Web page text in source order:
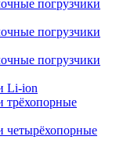
погрузчики
погрузчики
погрузчики
Li-ion
трёхопорные
четырёхопорные